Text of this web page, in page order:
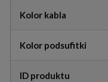
Kolor kabla
Kolor podsufitki
ID produktu